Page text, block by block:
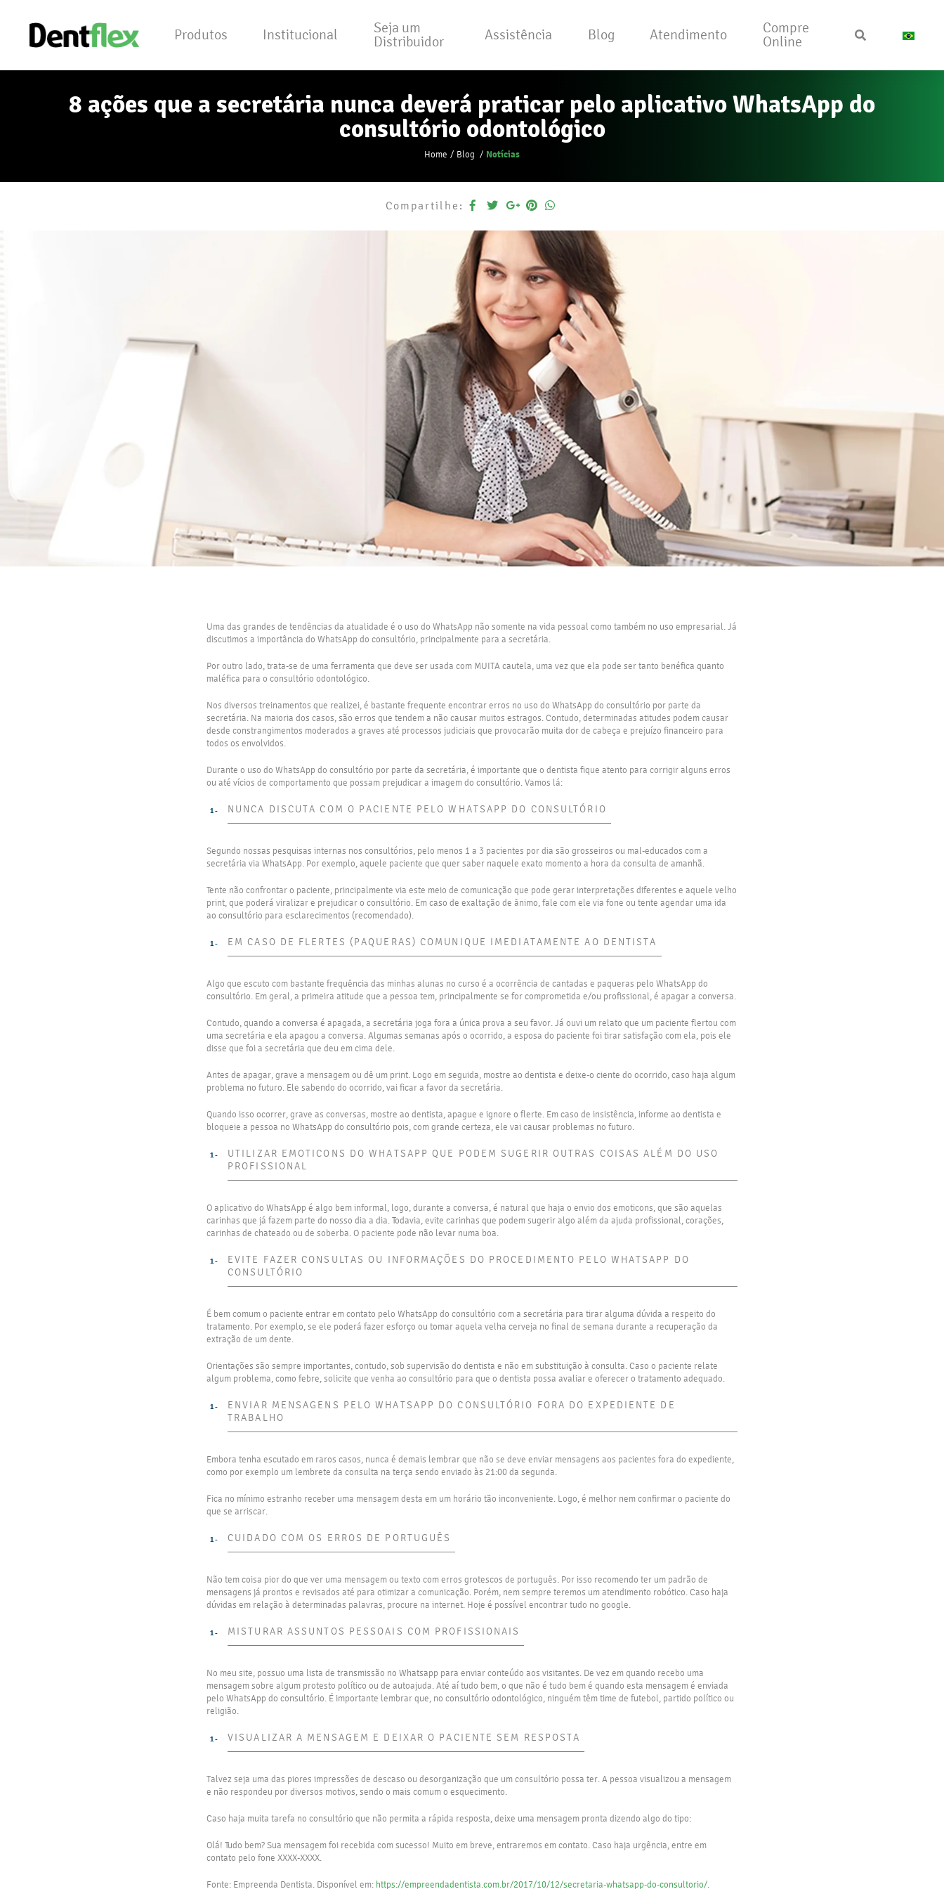
Produtos Institucional
Seja um
Distribuidor
Assistência Blog Atendimento
Compre
Online
8 ações que a secretária nunca deverá praticar pelo aplicativo WhatsApp do
consultório odontológico
Home Blog Notícias
Compartilhe:
Uma das grandes de tendências da atualidade é o uso do WhatsApp não somente na vida pessoal como também no uso empresarial. Já
discutimos a importância do WhatsApp do consultório, principalmente para a secretária.
Por outro lado, trata-se de uma ferramenta que deve ser usada com MUITA cautela, uma vez que ela pode ser tanto benéfica quanto
maléfica para o consultório odontológico.
Nos diversos treinamentos que realizei, é bastante frequente encontrar erros no uso do WhatsApp do consultório por parte da
secretária. Na maioria dos casos, são erros que tendem a não causar muitos estragos. Contudo, determinadas atitudes podem causar
desde constrangimentos moderados a graves até processos judiciais que provocarão muita dor de cabeça e prejuízo financeiro para
todos os envolvidos.
Durante o uso do WhatsApp do consultório por parte da secretária, é importante que o dentista fique atento para corrigir alguns erros
ou até vícios de comportamento que possam prejudicar a imagem do consultório. Vamos lá:
NUNCA DISCUTA COM O PACIENTE PELO WHATSAPP DO CONSULTÓRIO
Segundo nossas pesquisas internas nos consultórios, pelo menos 1 a 3 pacientes por dia são grosseiros ou mal-educados com a
secretária via WhatsApp. Por exemplo, aquele paciente que quer saber naquele exato momento a hora da consulta de amanhã.
Tente não confrontar o paciente, principalmente via este meio de comunicação que pode gerar interpretações diferentes e aquele velho
print, que poderá viralizar e prejudicar o consultório. Em caso de exaltação de ânimo, fale com ele via fone ou tente agendar uma ida
ao consultório para esclarecimentos (recomendado).
EM CASO DE FLERTES (PAQUERAS) COMUNIQUE IMEDIATAMENTE AO DENTISTA
Algo que escuto com bastante frequência das minhas alunas no curso é a ocorrência de cantadas e paqueras pelo WhatsApp do
consultório. Em geral, a primeira atitude que a pessoa tem, principalmente se for comprometida e/ou profissional, é apagar a conversa.
Contudo, quando a conversa é apagada, a secretária joga fora a única prova a seu favor. Já ouvi um relato que um paciente flertou com
uma secretária e ela apagou a conversa. Algumas semanas após o ocorrido, a esposa do paciente foi tirar satisfação com ela, pois ele
disse que foi a secretária que deu em cima dele.
Antes de apagar, grave a mensagem ou dê um print. Logo em seguida, mostre ao dentista e deixe-o ciente do ocorrido, caso haja algum
problema no futuro. Ele sabendo do ocorrido, vai ficar a favor da secretária.
Quando isso ocorrer, grave as conversas, mostre ao dentista, apague e ignore o flerte. Em caso de insistência, informe ao dentista e
bloqueie a pessoa no WhatsApp do consultório pois, com grande certeza, ele vai causar problemas no futuro.
UTILIZAR EMOTICONS DO WHATSAPP QUE PODEM SUGERIR OUTRAS COISAS ALÉM DO USO
PROFISSIONAL
O aplicativo do WhatsApp é algo bem informal, logo, durante a conversa, é natural que haja o envio dos emoticons, que são aquelas
carinhas que já fazem parte do nosso dia a dia. Todavia, evite carinhas que podem sugerir algo além da ajuda profissional, corações,
carinhas de chateado ou de soberba. O paciente pode não levar numa boa.
EVITE FAZER CONSULTAS OU INFORMAÇÕES DO PROCEDIMENTO PELO WHATSAPP DO
CONSULTÓRIO
É bem comum o paciente entrar em contato pelo WhatsApp do consultório com a secretária para tirar alguma dúvida a respeito do
tratamento. Por exemplo, se ele poderá fazer esforço ou tomar aquela velha cerveja no final de semana durante a recuperação da
extração de um dente.
Orientações são sempre importantes, contudo, sob supervisão do dentista e não em substituição à consulta. Caso o paciente relate
algum problema, como febre, solicite que venha ao consultório para que o dentista possa avaliar e oferecer o tratamento adequado.
ENVIAR MENSAGENS PELO WHATSAPP DO CONSULTÓRIO FORA DO EXPEDIENTE DE
TRABALHO
Embora tenha escutado em raros casos, nunca é demais lembrar que não se deve enviar mensagens aos pacientes fora do expediente,
como por exemplo um lembrete da consulta na terça sendo enviado às 21:00 da segunda.
Fica no mínimo estranho receber uma mensagem desta em um horário tão inconveniente. Logo, é melhor nem confirmar o paciente do
que se arriscar.
CUIDADO COM OS ERROS DE PORTUGUÊS
Não tem coisa pior do que ver uma mensagem ou texto com erros grotescos de português. Por isso recomendo ter um padrão de
mensagens já prontos e revisados até para otimizar a comunicação. Porém, nem sempre teremos um atendimento robótico. Caso haja
dúvidas em relação à determinadas palavras, procure na internet. Hoje é possível encontrar tudo no google.
MISTURAR ASSUNTOS PESSOAIS COM PROFISSIONAIS
No meu site, possuo uma lista de transmissão no Whatsapp para enviar conteúdo aos visitantes. De vez em quando recebo uma
mensagem sobre algum protesto político ou de autoajuda. Até aí tudo bem, o que não é tudo bem é quando esta mensagem é enviada
pelo WhatsApp do consultório. É importante lembrar que, no consultório odontológico, ninguém têm time de futebol, partido político ou
religião.
VISUALIZAR A MENSAGEM E DEIXAR O PACIENTE SEM RESPOSTA
Talvez seja uma das piores impressões de descaso ou desorganização que um consultório possa ter. A pessoa visualizou a mensagem
e não respondeu por diversos motivos, sendo o mais comum o esquecimento.
Caso haja muita tarefa no consultório que não permita a rápida resposta, deixe uma mensagem pronta dizendo algo do tipo:
Olá! Tudo bem? Sua mensagem foi recebida com sucesso! Muito em breve, entraremos em contato. Caso haja urgência, entre em
contato pelo fone XXXX-XXXX.
Fonte: Empreenda Dentista. Disponível em: https://empreendadentista.com.br/2017/10/12/secretaria-whatsapp-do-consultorio/